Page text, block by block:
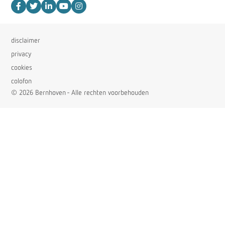
disclaimer
privacy
cookies
colofon
© 2026 Bernhoven - Alle rechten voorbehouden